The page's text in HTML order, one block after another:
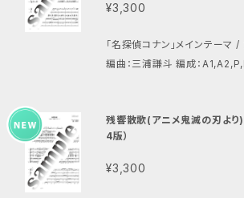
¥3,300
「名探偵コナン」メインテーマ
編曲：三浦謙斗 編成：
残響散歌(アニメ鬼滅の刃よ
4版）
¥3,300